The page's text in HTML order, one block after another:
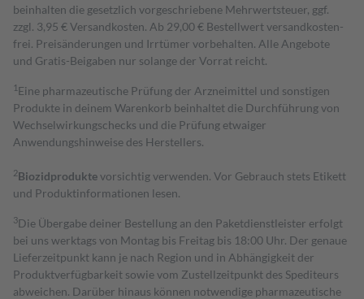
beinhalten die gesetzlich vorgeschriebene Mehrwertsteuer, ggf.
zzgl. 3,95 € Versandkosten. Ab 29,00 € Bestell­wert versand­kosten­
frei. Preisänderungen und Irrtümer vorbehalten. Alle Angebote
und Gratis-Beigaben nur solange der Vorrat reicht.
1 Eine pharmazeutische Prüfung der Arzneimittel und sonstigen
Produkte in deinem Warenkorb beinhaltet die Durchführung von
Wechselwirkungschecks und die Prüfung etwaiger
Anwendungshinweise des Herstellers.
2Biozidproduktevorsichtig verwenden. Vor Gebrauch stets Etikett
und Produktinformationen lesen.
3Die Übergabe deiner Bestellung an den Paketdienstleister erfolgt
bei uns werktags von Montag bis Freitag bis 18:00 Uhr. Der genaue
Lieferzeitpunkt kann je nach Region und in Abhängigkeit der
Produktverfügbarkeit sowie vom Zustellzeitpunkt des Spediteurs
abweichen. Darüber hinaus können notwendige pharmazeutische